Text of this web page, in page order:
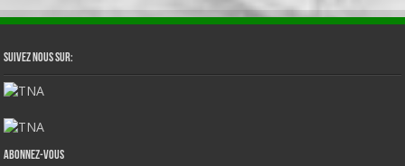
Suivez nous sur:
Abonnez-vous